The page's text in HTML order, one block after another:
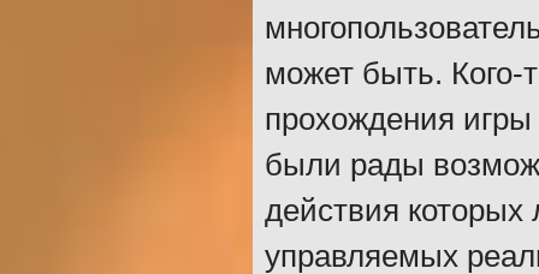
может быть. Кого-
прохождения
были рады
действия которых
управляемых